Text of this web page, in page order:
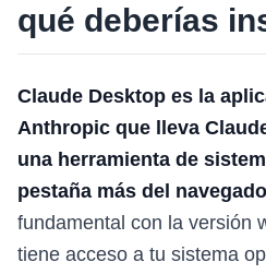
qué deberías
Claude Desktop es la
Anthropic que lleva
una herramienta de
pestaña más del
fundamental con la versión
tiene acceso a tu sistema